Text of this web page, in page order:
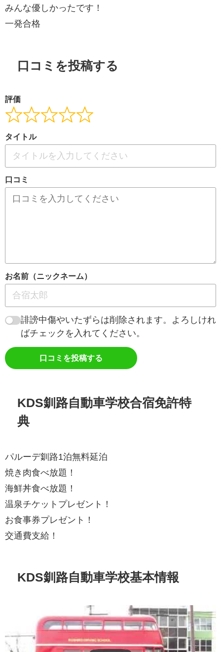
みんな優しかったです！
一発合格
口コミを投稿する
評価
タイトル
口コミ
お名前（ニックネーム）
誹謗中傷やいたずらは削除されます。よろしけれ
ばチェックを入れてください。
口コミを投稿する
KDS釧路自動車学校合宿免許特
典
パルーデ釧路1泊無料延泊
焼き肉食べ放題！
海鮮丼食べ放題！
温泉チケットプレゼント！
お食事券プレゼント！
交通費支給！
KDS釧路自動車学校基本情報